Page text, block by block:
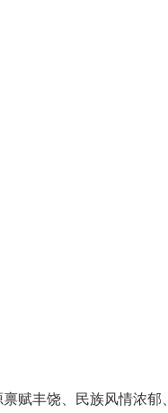
赋丰饶、民族风情浓郁